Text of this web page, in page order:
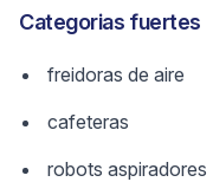
Categorias fuertes
freidoras de aire
cafeteras
robots aspiradores